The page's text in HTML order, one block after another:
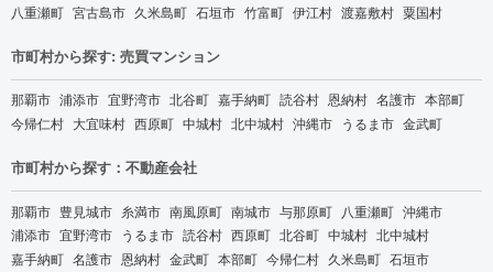
八重瀬町 宮古島市 久米島町 石垣市 竹富町 伊江村 渡嘉敷村 粟国村
市町村から探す: 売買マンション
那覇市 浦添市 宜野湾市 北谷町 嘉手納町 読谷村 恩納村 名護市 本部町
今帰仁村 大宜味村 西原町 中城村 北中城村 沖縄市 うるま市 金武町
市町村から探す：不動産会社
那覇市 豊見城市 糸満市 南風原町 南城市 与那原町 八重瀬町 沖縄市
浦添市 宜野湾市 うるま市 読谷村 西原町 北谷町 中城村 北中城村
嘉手納町 名護市 恩納村 金武町 本部町 今帰仁村 久米島町 石垣市